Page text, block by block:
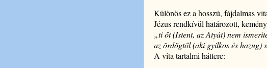
Különös ez a hosszú, fájdalmas
Jézus rendkívül határozott,
„ti őt (Istent, az Atyát) nem
az ördögtől (aki gyilkos és hazug)
A vita tartalmi háttere: